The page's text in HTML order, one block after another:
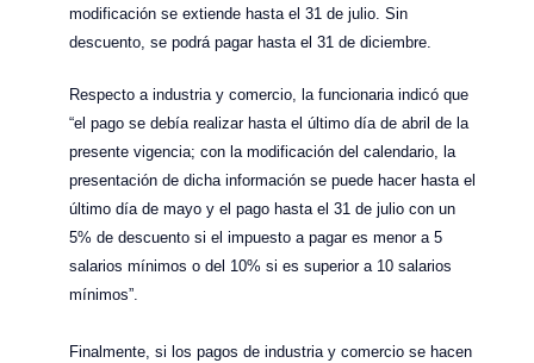
modificación se extiende hasta el 31 de julio. Sin
descuento, se podrá pagar hasta el 31 de diciembre.
Respecto a industria y comercio, la funcionaria indicó que
“el pago se debía realizar hasta el último día de abril de la
presente vigencia; con la modificación del calendario, la
presentación de dicha información se puede hacer hasta el
último día de mayo y el pago hasta el 31 de julio con un
5% de descuento si el impuesto a pagar es menor a 5
salarios mínimos o del 10% si es superior a 10 salarios
mínimos”.
Finalmente, si los pagos de industria y comercio se hacen